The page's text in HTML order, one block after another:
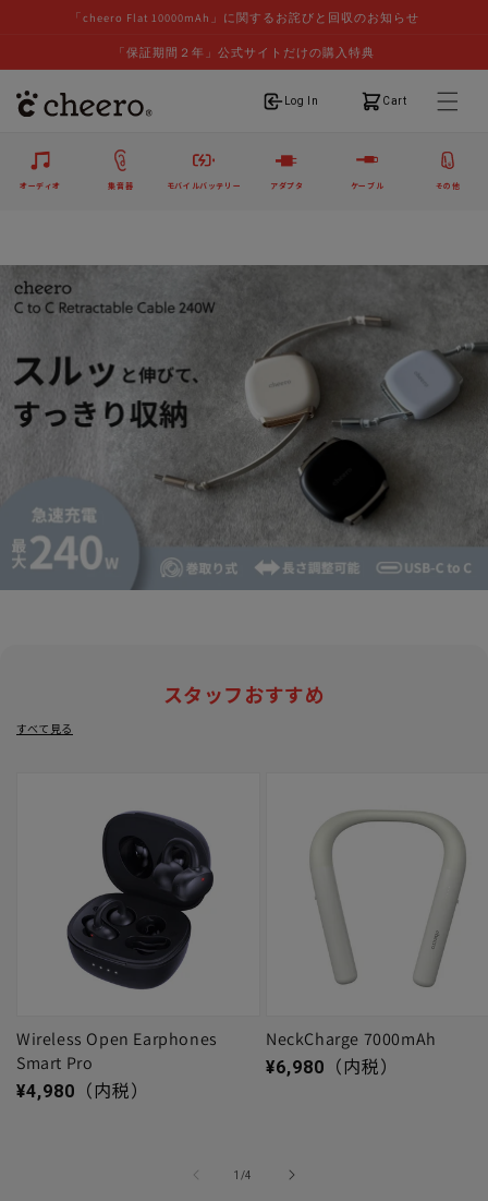
「cheero Flat 10000mAh」に関するお詫びと回収のお知らせ
「保証期間２年」公式サイトだけの購入特典
Log In
ログイン Cart
カート
オーディオ 集音器 モバイルバッテリー アダプタ ケーブル その他
スタッフおすすめ
すべて見る
Wireless Open Earphones
Smart Pro
通常価格
¥4,980 （内税）
NeckCharge 7000mAh
通常価格
¥6,980 （内税）
1 /
の4